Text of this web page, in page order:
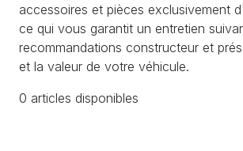
accessoires et pièces exclusivement
ce qui vous garantit un entretien
recommandations constructeur et
et la valeur de votre véhicule.
0 articles disponibles